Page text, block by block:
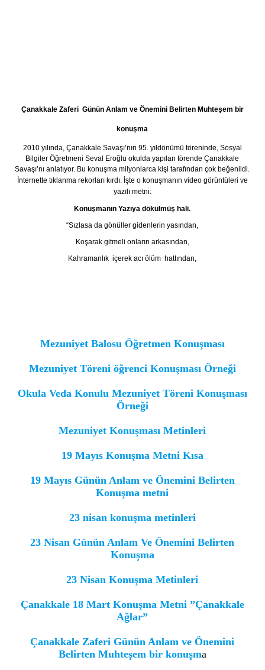
Çanakkale Zaferi Günün Anlam ve Önemini Belirten Muhteşem bir
konuşma
2010 yılında, Çanakkale Savaşı’nın 95. yıldönümü töreninde, Sosyal
Bilgiler Öğretmeni Seval Eroğlu okulda yapılan törende Çanakkale
Savaşı’nı anlatıyor. Bu konuşma milyonlarca kişi tarafından çok beğenildi.
İnternette tıklanma rekorları kırdı. İşte o konuşmanın video görüntüleri ve
yazılı metni:
Konuşmanın Yazıya dökülmüş hali.
“Sızlasa da gönüller gidenlerin yasından,
Koşarak gitmeli onların arkasından,
Kahramanlık içerek acı ölüm hattından,
Mezuniyet Balosu Öğretmen Konuşması
Mezuniyet Töreni öğrenci Konuşması Örneği
Okula Veda Konulu Mezuniyet Töreni Konuşması
Örneği
Mezuniyet Konuşması Metinleri
19 Mayıs Konuşma Metni Kısa
19 Mayıs Günün Anlam ve Önemini Belirten
Konuşma metni
23 nisan konuşma metinleri
23 Nisan Günün Anlam Ve Önemini Belirten
Konuşma
23 Nisan Konuşma Metinleri
Çanakkale 18 Mart Konuşma Metni ”Çanakkale
Ağlar”
Çanakkale Zaferi Günün Anlam ve Önemini
Belirten Muhteşem bir konuşma